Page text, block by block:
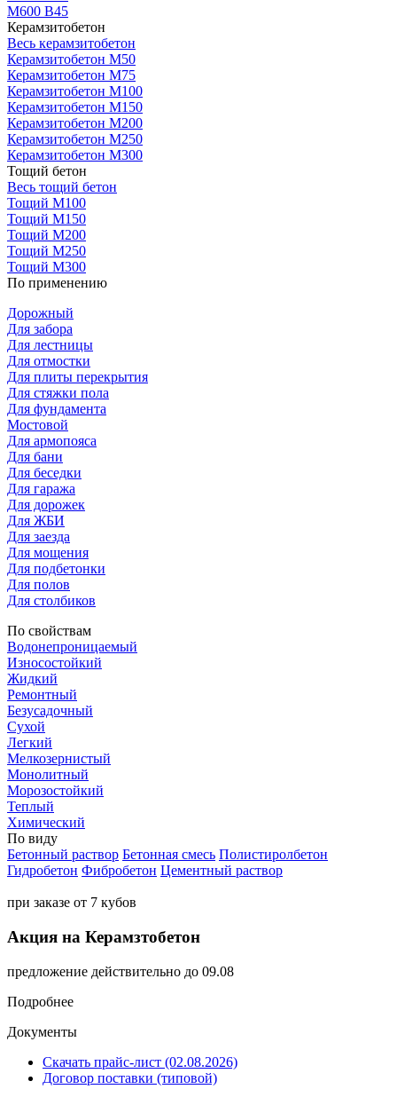
М600 В45
Керамзитобетон
Весь керамзитобетон
Керамзитобетон М50
Керамзитобетон М75
Керамзитобетон М100
Керамзитобетон М150
Керамзитобетон М200
Керамзитобетон М250
Керамзитобетон М300
Тощий бетон
Весь тощий бетон
Тощий М100
Тощий М150
Тощий М200
Тощий М250
Тощий М300
По применению
Дорожный
Для забора
Для лестницы
Для отмостки
Для плиты перекрытия
Для стяжки пола
Для фундамента
Мостовой
Для армопояса
Для бани
Для беседки
Для гаража
Для дорожек
Для ЖБИ
Для заезда
Для мощения
Для подбетонки
Для полов
Для столбиков
По свойствам
Водонепроницаемый
Износостойкий
Жидкий
Ремонтный
Безусадочный
Сухой
Легкий
Мелкозернистый
Монолитный
Морозостойкий
Теплый
Химический
По виду
Бетонный раствор Бетонная смесь Полистиролбетон
Гидробетон Фибробетон Цементный раствор
при заказе от 7 кубов
Акция на Керамзтобетон
предложение действительно до 09.08
Подробнее
Документы
Скачать прайс-лист (02.08.2026)
Договор поставки (типовой)